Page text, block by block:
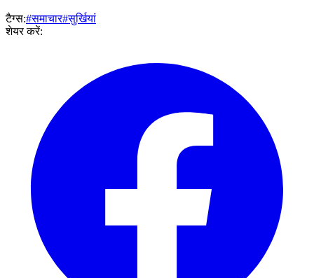
टैग्स:#समाचार#सुर्खियां
शेयर करें: